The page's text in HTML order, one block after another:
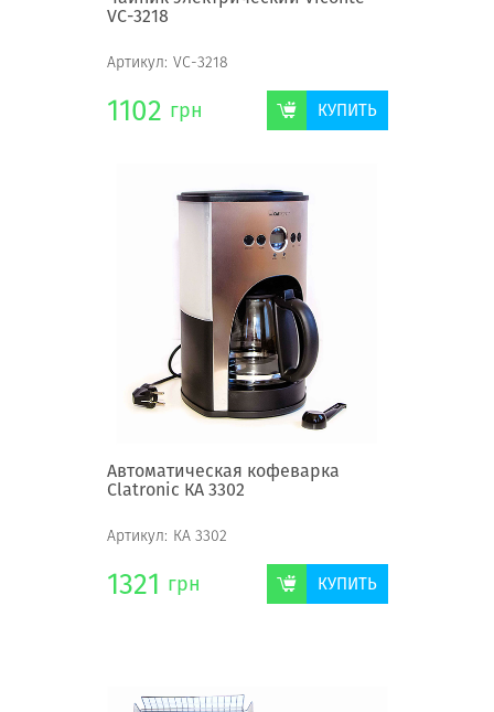
VC-3218
Артикул: VC-3218
1102 грн КУПИТЬ
Автоматическая кофеварка
Clatronic КА 3302
Артикул: КА 3302
1321 грн КУПИТЬ